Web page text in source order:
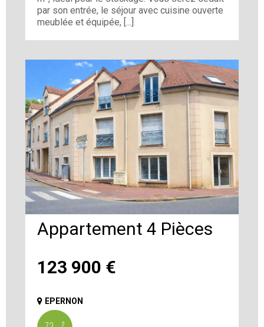
par son entrée, le séjour avec cuisine ouverte
meublée et équipée, [...]
123 900 €
Appartement 4 Pièces
EPERNON